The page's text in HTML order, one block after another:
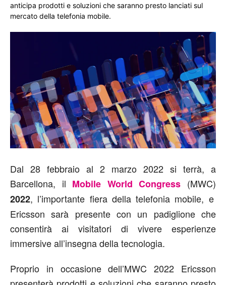
anticipa prodotti e soluzioni che saranno presto lanciati sul
mercato della telefonia mobile.
Dal 28 febbraio al 2 marzo 2022 si terrà, a
Barcellona, il Mobile World Congress (MWC)
2022, l’importante fiera della telefonia mobile, e
Ericsson sarà presente con un padiglione che
consentirà ai visitatori di vivere esperienze
immersive all’insegna della tecnologia.
Proprio in occasione dell’MWC 2022 Ericsson